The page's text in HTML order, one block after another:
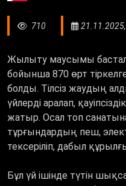
710
Жылыту маусымы
бойынша 870 өрт
болды. Тілсіз жаудың
үйлерді аралап,
жатыр. Осал топ
тұрғындардың пеш,
тексеріліп, дабыл
Бұл үй ішінде түтін